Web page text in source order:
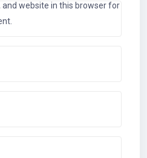
and website in this browser for